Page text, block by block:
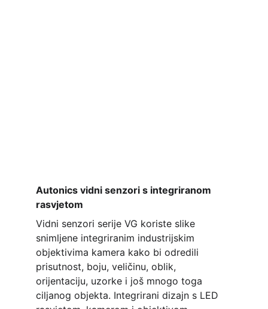
Autonics vidni senzori s integriranom
rasvjetom
Vidni senzori serije VG koriste slike
snimljene integriranim industrijskim
objektivima kamera kako bi odredili
prisutnost, boju, veličinu, oblik,
orijentaciju, uzorke i još mnogo toga
ciljanog objekta. Integrirani dizajn s LED